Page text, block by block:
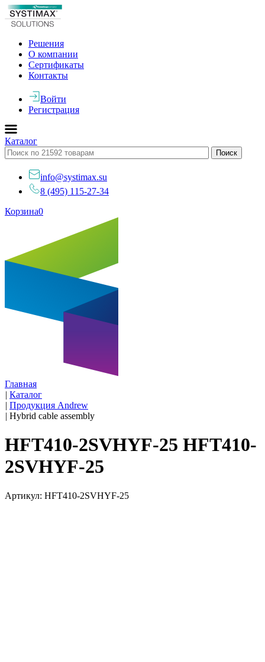
Решения
О компании
Сертификаты
Контакты
Войти
Регистрация
Каталог
info@systimax.su
8 (495) 115-27-34
Корзина0
Главная
| Каталог
| Продукция Andrew
| Hybrid cable assembly
HFT410-2SVHYF-25 HFT410-
2SVHYF-25
Артикул: HFT410-2SVHYF-25